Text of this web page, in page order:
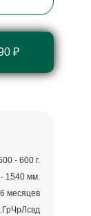
₽
- 600 г.
1540 мм.
6 месяцев